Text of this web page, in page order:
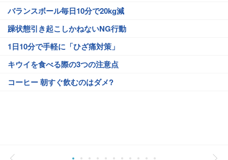
バランスボール毎日10分で20kg減
躁状態引き起こしかねないNG行動
1日10分で手軽に「ひざ痛対策」
キウイを食べる際の3つの注意点
コーヒー 朝すぐ飲むのはダメ?